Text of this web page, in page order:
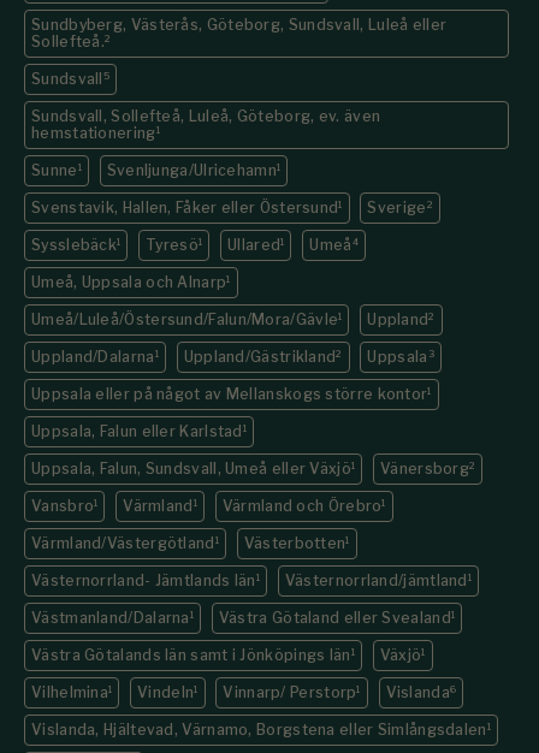
Sundbyberg, Västerås, Göteborg, Sundsvall, Luleå eller
Sollefteå.2
Sundsvall 5
Sundsvall, Sollefteå, Luleå, Göteborg, ev. även
hemstationering1
Sunne 1 Svenljunga/Ulricehamn1
Svenstavik, Hallen, Fåker eller Östersund1 Sverige 2
Sysslebäck1 Tyresö1 Ullared1 Umeå 4
Umeå, Uppsala och Alnarp1
Umeå/Luleå/Östersund/Falun/Mora/Gävle1 Uppland2
Uppland/Dalarna 1 Uppland/Gästrikland2 Uppsala 3
Uppsala eller på något av Mellanskogs större kontor1
Uppsala, Falun eller Karlstad 1
Uppsala, Falun, Sundsvall, Umeå eller Växjö1 Vänersborg2
Vansbro1 Värmland 1 Värmland och Örebro1
Värmland/Västergötland 1 Västerbotten1
Västernorrland- Jämtlands län 1 Västernorrland/jämtland 1
Västmanland/Dalarna 1 Västra Götaland eller Svealand 1
Västra Götalands län samt i Jönköpings län 1 Växjö1
Vilhelmina1 Vindeln1 Vinnarp/ Perstorp1 Vislanda6
Vislanda, Hjältevad, Värnamo, Borgstena eller Simlångsdalen 1